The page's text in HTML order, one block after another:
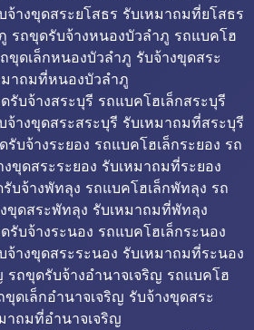
จ้างขุดสระยโสธร รับเหมาถมที่ยโสธร
รถขุดรับจ้างหนองบัวลำภู รถแบคโฮ
ขุดเล็กหนองบัวลำภู รับจ้างขุดสระ
าถมที่หนองบัวลำภู
รับจ้างสระบุรี รถแบคโฮเล็กสระบุรี
จ้างขุดสระสระบุรี รับเหมาถมที่สระบุรี
รับจ้างระยอง รถแบคโฮเล็กระยอง รถ
งขุดสระระยอง รับเหมาถมที่ระยอง
บจ้างพัทลุง รถแบคโฮเล็กพัทลุง รถ
ขุดสระพัทลุง รับเหมาถมที่พัทลุง
รับจ้างระนอง รถแบคโฮเล็กระนอง
จ้างขุดสระระนอง รับเหมาถมที่ระนอง
รถขุดรับจ้างอำนาจเจริญ รถแบคโฮ
ขุดเล็กอำนาจเจริญ รับจ้างขุดสระ
าถมที่อำนาจเจริญ